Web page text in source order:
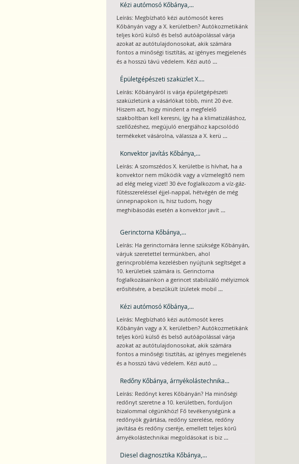
Kézi autómosó Kőbánya,...
Leírás: Megbízható kézi autómosót keres
Kőbányán vagy a X. kerületben? Autókozmetikánk
teljes körű külső és belső autóápolással várja
azokat az autótulajdonosokat, akik számára
fontos a minőségi tisztítás, az igényes megjelenés
és a hosszú távú védelem. Kézi autó ...
Épületgépészeti szaküzlet X....
Leírás: Kőbányáról is várja épületgépészeti
szaküzletünk a vásárlókat több, mint 20 éve.
Hiszem azt, hogy mindent a megfelelő
szakboltban kell keresni, így ha a klimatizáláshoz,
szellőzéshez, megújuló energiához kapcsolódó
termékeket vásárolna, válassza a X. kerü ...
Konvektor javítás Kőbánya,...
Leírás: A szomszédos X. kerületbe is hívhat, ha a
konvektor nem működik vagy a vízmelegítő nem
ad elég meleg vizet! 30 éve foglalkozom a víz-gáz-
fűtésszereléssel éjjel-nappal, hétvégén de még
ünnepnapokon is, hisz tudom, hogy
meghibásodás esetén a konvektor javít ...
Gerinctorna Kőbánya,...
Leírás: Ha gerinctornára lenne szüksége Kőbányán,
várjuk szeretettel termünkben, ahol
gerincprobléma kezelésben nyújtunk segítséget a
10. kerületiek számára is. Gerinctorna
foglalkozásainkon a gerincet stabilizáló mélyizmok
erősítésére, a beszűkült ízületek mobil ...
Kézi autómosó Kőbánya,...
Leírás: Megbízható kézi autómosót keres
Kőbányán vagy a X. kerületben? Autókozmetikánk
teljes körű külső és belső autóápolással várja
azokat az autótulajdonosokat, akik számára
fontos a minőségi tisztítás, az igényes megjelenés
és a hosszú távú védelem. Kézi autó ...
Redőny Kőbánya, árnyékolástechnika...
Leírás: Redőnyt keres Kőbányán? Ha minőségi
redőnyt szeretne a 10. kerületben, forduljon
bizalommal cégünkhöz! Fő tevékenységünk a
redőnyök gyártása, redőny szerelése, redőny
javítása és redőny cseréje, emellett teljes körű
árnyékolástechnikai megoldásokat is biz ...
Diesel diagnosztika Kőbánya,...